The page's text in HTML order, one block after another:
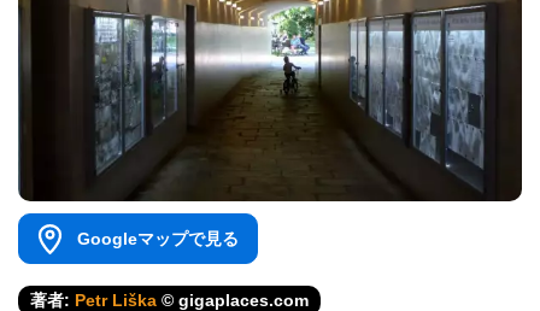
Googleマップで見る
著者: Petr Liška © gigaplaces.com